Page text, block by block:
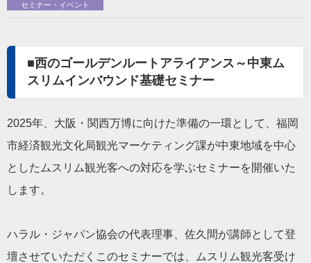
セミナー・イベント
■西のゴールデンルートアライアンス～中東ム
スリムインバウンド基礎セミナー
2025年、大阪・関西万博に向けた準備の一環として、福岡
市経済観光⽂化局観光マーケティング課が中東地域を中心
としたムスリム観光客への対応を学ぶセミナーを開催いた
します。
ハラル・ジャパン協会の代表理事、佐久間が講師として登
壇させていただくこのセミナーでは、ムスリム観光客受け